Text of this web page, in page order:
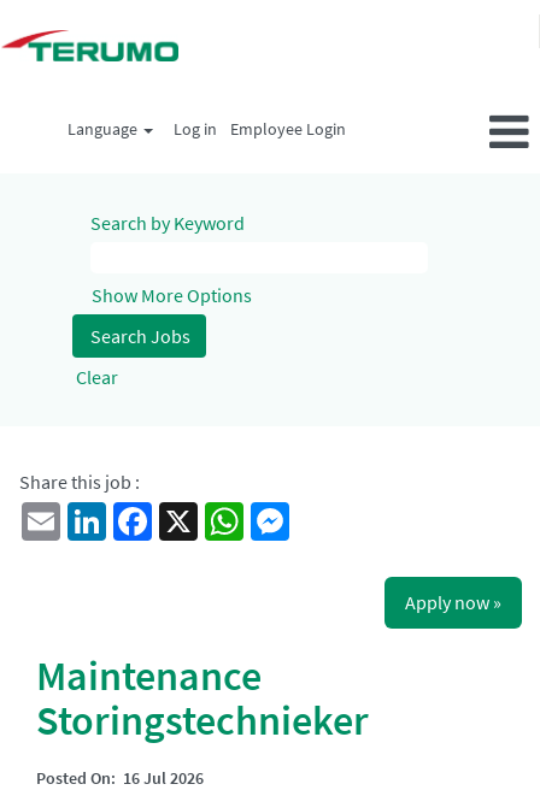
Language Log in Employee Login
Search by Keyword
Show More Options
Clear
Share this job :
Email
LinkedInFacebook
X WhatsApp
Apply now »
Maintenance
Storingstechnieker
Posted On: 16 Jul 2026